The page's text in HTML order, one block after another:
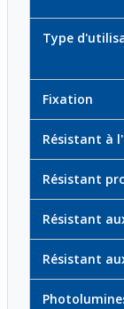
Type
Fixation
Résistant à
Résistant
Résistant
Résistant